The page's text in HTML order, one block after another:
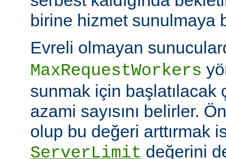
birine hizmet sunulmaya
Evreli olmayan
MaxRequestWorkers
sunmak için başlatılacak
azami sayısını belirler.
olup bu değeri arttırmak
ServerLimit değerini